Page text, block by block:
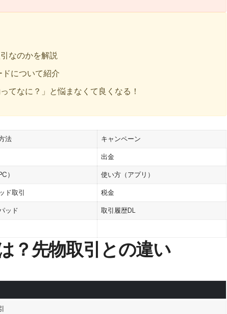
なのかを解説
ドについて紹介
てなに？」と悩まなくて良くなる！
法 キャンペーン
出金
） 使い方（アプリ）
ド取引 税金
ッド 取引履歴DL
？先物取引との違い